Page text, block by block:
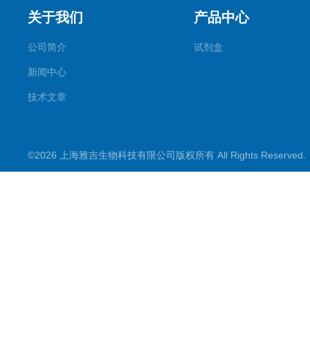
关于我们
公司简介
新闻中心
技术文章
产品中心
试剂盒
©2026 上海雅吉生物科技有限公司版权所有 All Rights